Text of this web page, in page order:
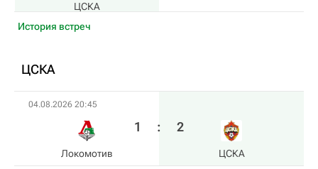
ЦСКА
История встреч
ЦСКА
04.08.2026 20:45
Локомотив
1 : 2
ЦСКА